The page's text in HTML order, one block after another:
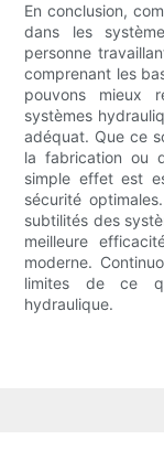
En conclusion,
dans les
personne
comprenant les
pouvons mieux
systèmes
adéquat. Que ce
la fabrication ou
simple effet est
sécurité
subtilités des
meilleure
moderne.
limites de ce
hydraulique.